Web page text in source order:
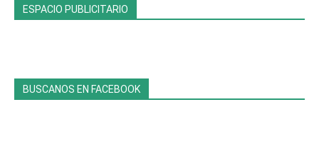
ESPACIO PUBLICITARIO
BUSCANOS EN FACEBOOK